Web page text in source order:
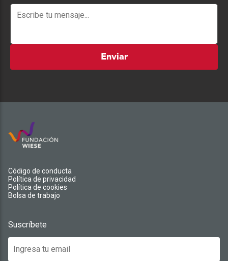
Enviar
Código de conducta
Política de privacidad
Política de cookies
Bolsa de trabajo
Suscríbete